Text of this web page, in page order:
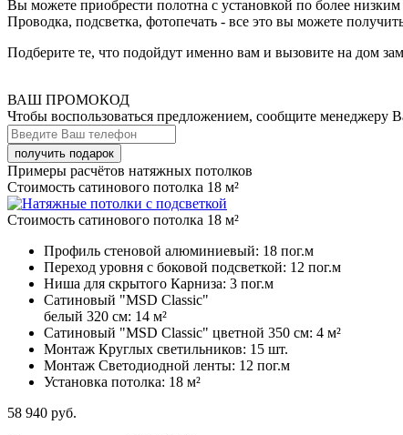
Вы можете приобрести полотна с установкой по более
Проводка, подсветка, фотопечать - все это вы можете
Подберите те, что подойдут именно вам и вызовите на дом
ВАШ ПРОМОКОД
Чтобы воспользоваться предложением, сообщите менеджеру
Примеры расчётов натяжных потолков
Стоимость сатинового потолка 18 м²
Стоимость сатинового потолка 18 м²
Профиль стеновой алюминиевый: 18 пог.м
Переход уровня с боковой подсветкой: 12 пог.м
Ниша для скрытого Карниза: 3 пог.м
Сатиновый "MSD Classic"
белый 320 см: 14 м²
Сатиновый "MSD Classic" цветной 350 см: 4 м²
Монтаж Круглых светильников: 15 шт.
Монтаж Светодиодной ленты: 12 пог.м
Установка потолка: 18 м²
58 940 руб.